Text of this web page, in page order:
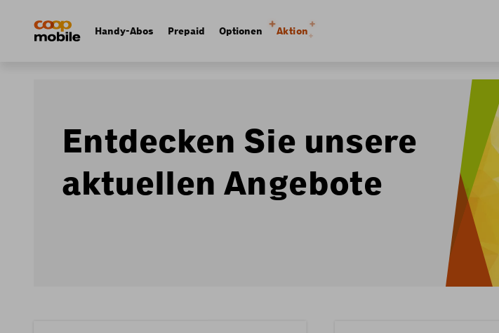
Navigation
principale
Handy-Abos Prepaid Optionen Aktion
Entdecken Sie unsere
aktuellen Angebote